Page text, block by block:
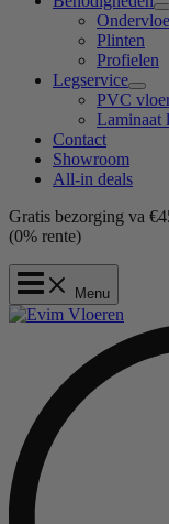
Plinten
Profielen
Legservice
PVC
Laminaat
Contact
Showroom
All-in deals
Gratis bezorging va
(0% rente)
Menu